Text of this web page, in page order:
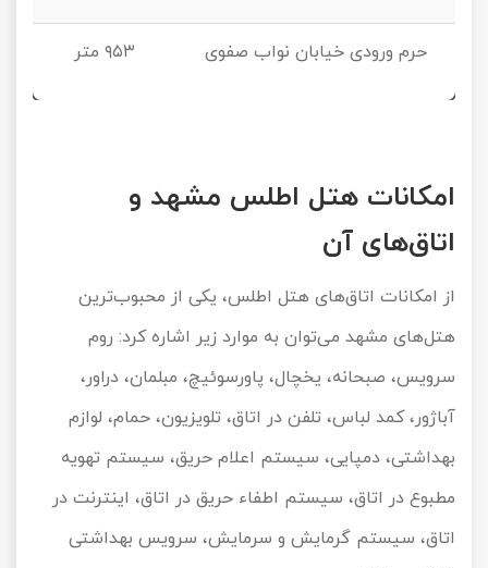
حرم ورودی خیابان نواب صفوی ۹۵۳ متر
امکانات هتل اطلس مشهد و
اتاق‌های آن
از امکانات اتاق‌های هتل اطلس، یکی از محبوب‌ترین
هتل‌های مشهد می‌توان به موارد زیر اشاره کرد: روم
سرویس، صبحانه، یخچال، پاورسوئیچ، مبلمان، دراور،
آباژور، کمد لباس، تلفن در اتاق، تلویزیون، حمام، لوازم
بهداشتی، دمپایی، سیستم اعلام حریق، سیستم تهویه
مطبوع در اتاق، سیستم اطفاء حریق در اتاق، اینترنت در
اتاق، سیستم گرمایش و سرمایش، سرویس بهداشتی